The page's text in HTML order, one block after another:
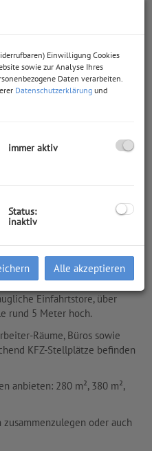
GRÖSSEN!
nutzen können, befinden
in der Franz-Wurm-Gasse
Einfahrtstore, über
rund 5 Meter hoch.
Räume, Büros sowie
KFZ-Stellplätze befinden
anbieten: 280 m², 380 m²,
oder auch
Einwilligung Cookies
sowie zur Analyse Ihres
Daten verarbeiten.
Datenschutzerklärung und
immer aktiv
Status:
inaktiv
Alle akzeptieren